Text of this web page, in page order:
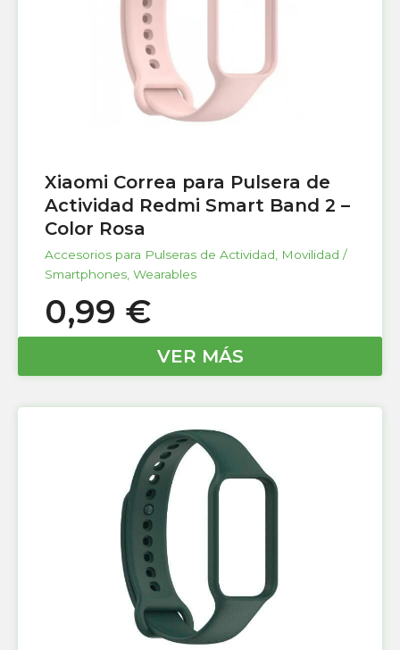
Xiaomi Correa para Pulsera de
Actividad Redmi Smart Band 2 –
Color Rosa
Accesorios para Pulseras de Actividad
Movilidad /
Smartphones Wearables
0,99 €
VER MÁS